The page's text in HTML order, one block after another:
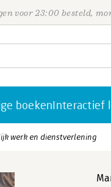
voor 23:00 besteld,
boekenInteractief
werk en dienstverlening